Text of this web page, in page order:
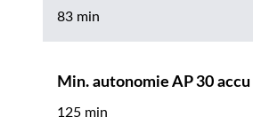
83 min
Min. autonomie AP 30 accu
125 min